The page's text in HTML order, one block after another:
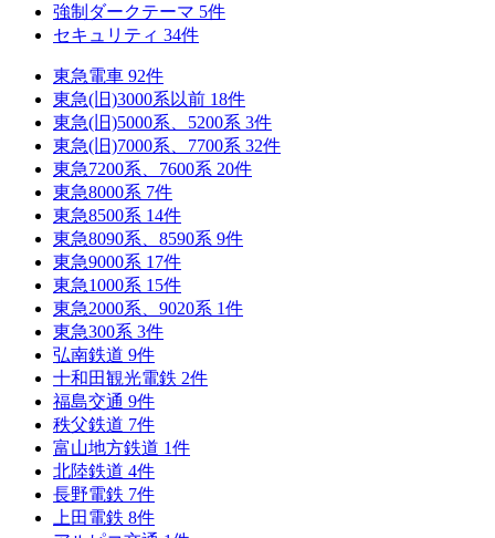
強制ダークテーマ 5件
セキュリティ 34件
東急電車 92件
東急(旧)3000系以前 18件
東急(旧)5000系、5200系 3件
東急(旧)7000系、7700系 32件
東急7200系、7600系 20件
東急8000系 7件
東急8500系 14件
東急8090系、8590系 9件
東急9000系 17件
東急1000系 15件
東急2000系、9020系 1件
東急300系 3件
弘南鉄道 9件
十和田観光電鉄 2件
福島交通 9件
秩父鉄道 7件
富山地方鉄道 1件
北陸鉄道 4件
長野電鉄 7件
上田電鉄 8件